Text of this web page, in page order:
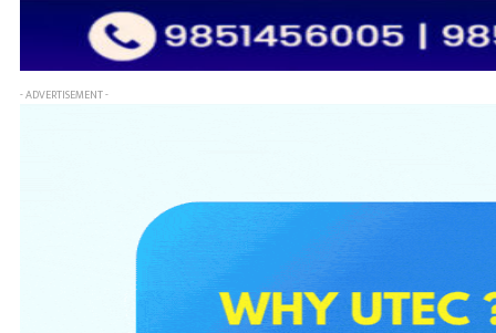
- ADVERTISEMENT -